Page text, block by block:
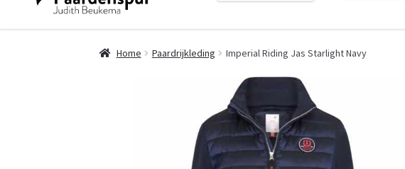
Home Paardrijkleding Imperial Riding Jas Starlight Navy